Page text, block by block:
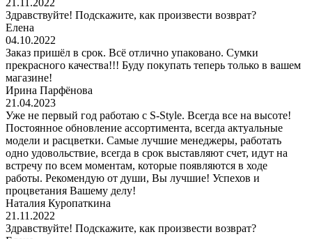
Здравствуйте! Подскажите, как произвести возврат?
Елена
04.10.2022
Заказ пришёл в срок. Всё отлично упаковано. Сумки
прекрасного качества!!! Буду покупать теперь только в вашем
магазине!
Ирина Парфёнова
21.04.2023
Уже не первый год работаю с S-Style. Всегда все на высоте!
Постоянное обновление ассортимента, всегда актуальные
модели и расцветки. Самые лучшие менеджеры, работать
одно удовольствие, всегда в срок выставляют счет, идут на
встречу по всем моментам, которые появляются в ходе
работы. Рекомендую от души, Вы лучшие! Успехов и
процветания Вашему делу!
Наталия Куропаткина
21.11.2022
Здравствуйте! Подскажите, как произвести возврат?